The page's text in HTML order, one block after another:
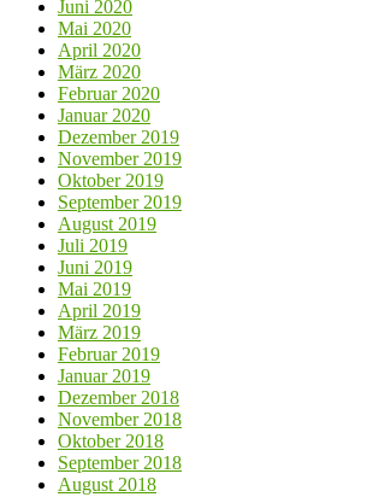
Juni 2020
Mai 2020
April 2020
März 2020
Februar 2020
Januar 2020
Dezember 2019
November 2019
Oktober 2019
September 2019
August 2019
Juli 2019
Juni 2019
Mai 2019
April 2019
März 2019
Februar 2019
Januar 2019
Dezember 2018
November 2018
Oktober 2018
September 2018
August 2018